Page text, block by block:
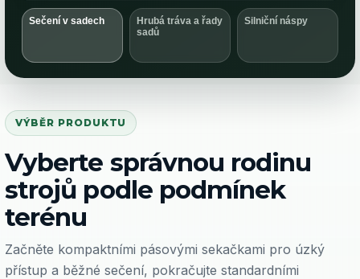
Sečení v sadech
Hrubá tráva a řady
sadů
Silniční náspy
VÝBĚR PRODUKTU
Vyberte správnou rodinu
strojů podle podmínek
terénu
Začněte kompaktními pásovými sekačkami pro úzký
přístup a běžné sečení, pokračujte standardními